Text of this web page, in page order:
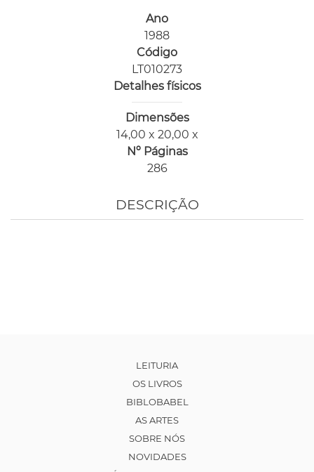
Ano
1988
Código
LT010273
Detalhes físicos
Dimensões
14,00 x 20,00 x
Nº Páginas
286
DESCRIÇÃO
LEITURIA
OS LIVROS
BIBLOBABEL
AS ARTES
SOBRE NÓS
NOVIDADES